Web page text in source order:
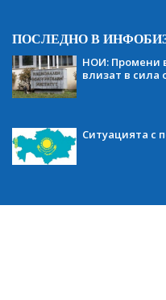
ПОСЛЕДНО В
НОИ: Промени
влизат в сила
Ситуацията с